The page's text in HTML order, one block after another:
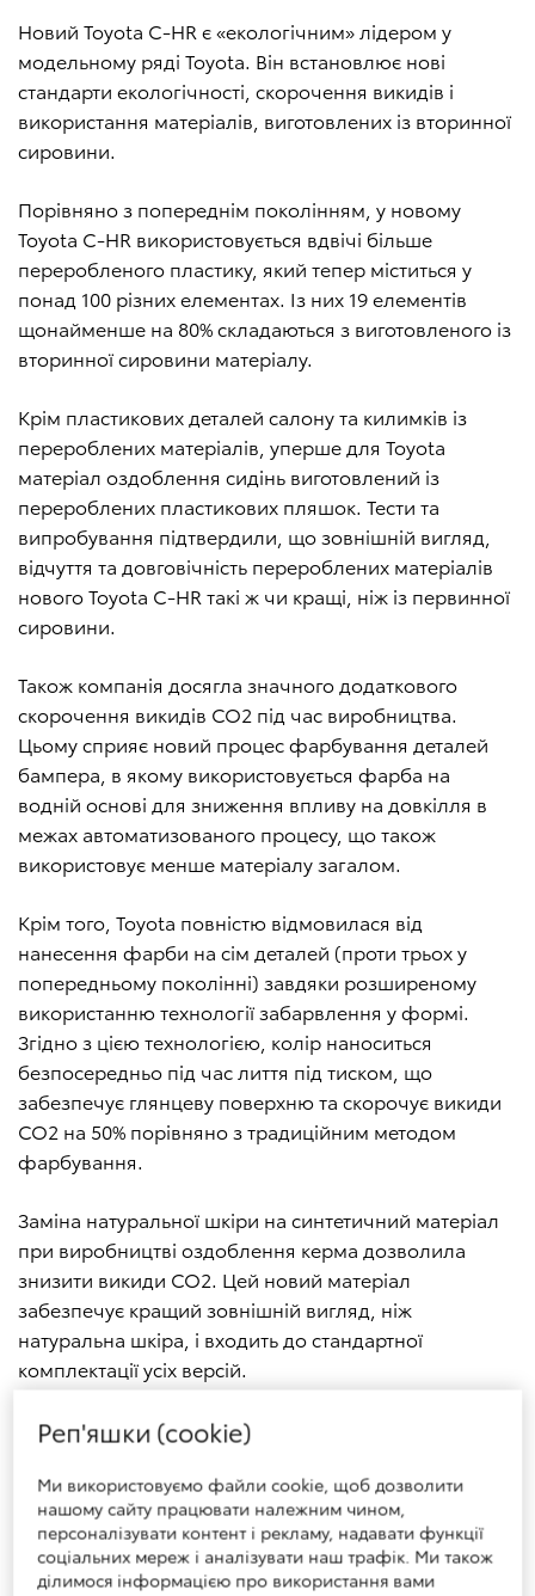
Новий Toyota C-HR є «екологічним» лідером у
модельному ряді Toyota. Він встановлює нові
стандарти екологічності, скорочення викидів і
використання матеріалів, виготовлених із вторинної
сировини.
Порівняно з попереднім поколінням, у новому
Toyota C-HR використовується вдвічі більше
переробленого пластику, який тепер міститься у
понад 100 різних елементах. Із них 19 елементів
щонайменше на 80% складаються з виготовленого із
вторинної сировини матеріалу.
Крім пластикових деталей салону та килимків із
перероблених матеріалів, уперше для Toyota
матеріал оздоблення сидінь виготовлений із
перероблених пластикових пляшок. Тести та
випробування підтвердили, що зовнішній вигляд,
відчуття та довговічність перероблених матеріалів
нового Toyota C-HR такі ж чи кращі, ніж із первинної
сировини.
Також компанія досягла значного додаткового
скорочення викидів CO2 під час виробництва.
Цьому сприяє новий процес фарбування деталей
бампера, в якому використовується фарба на
водній основі для зниження впливу на довкілля в
межах автоматизованого процесу, що також
використовує менше матеріалу загалом.
Крім того, Toyota повністю відмовилася від
нанесення фарби на сім деталей (проти трьох у
попередньому поколінні) завдяки розширеному
використанню технології забарвлення у формі.
Згідно з цією технологією, колір наноситься
безпосередньо під час лиття під тиском, що
забезпечує глянцеву поверхню та скорочує викиди
CO2 на 50% порівняно з традиційним методом
фарбування.
Заміна натуральної шкіри на синтетичний матеріал
при виробництві оздоблення керма дозволила
знизити викиди CO2. Цей новий матеріал
забезпечує кращий зовнішній вигляд, ніж
натуральна шкіра, і входить до стандартної
комплектації усіх версій.
Завдяки інноваційному дизайну та технологіям було
підвищити економію пального та знизити
негативний вплив на довкілля.
Вперше в Європі при виробництві центральних
Реп'яшки (cookie)
Ми використовуємо файли cookie, щоб дозволити
нашому сайту працювати належним чином,
персоналізувати контент і рекламу, надавати функції
соціальних мереж і аналізувати наш трафік. Ми також
ділимося інформацією про використання вами